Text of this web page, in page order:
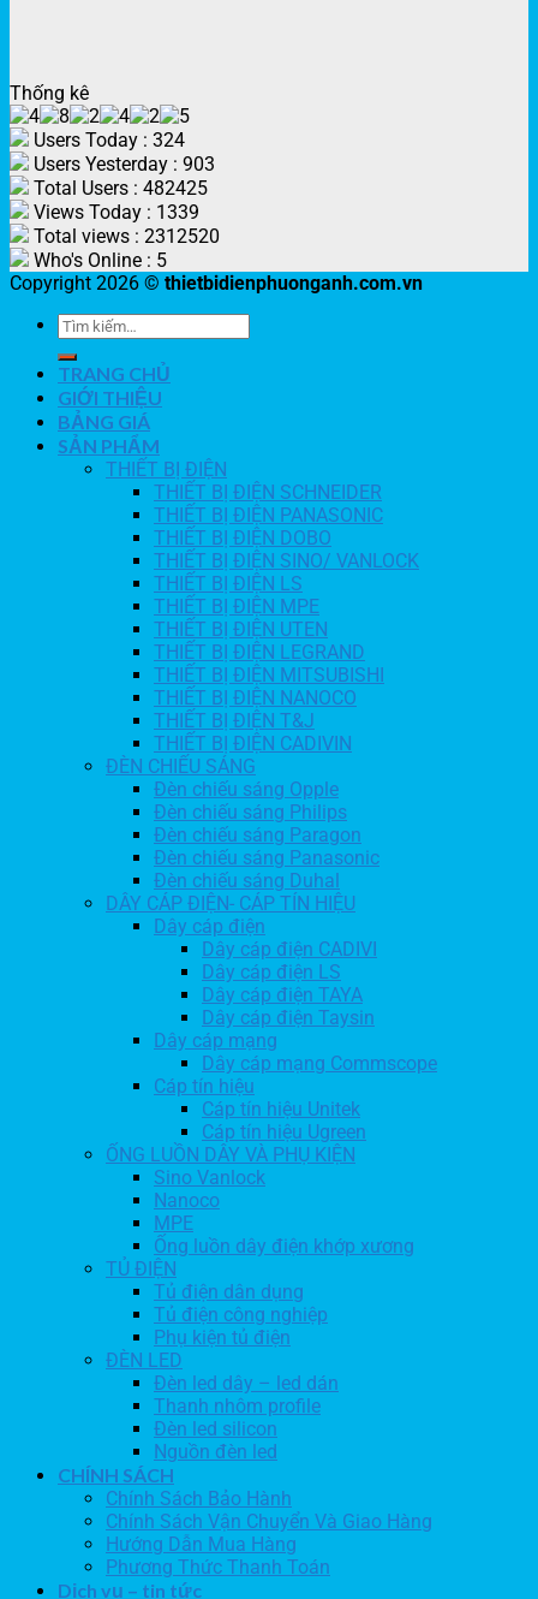
Thống kê
Users Today : 324
Users Yesterday : 903
Total Users : 482425
Views Today : 1339
Total views : 2312520
Who's Online : 5
Copyright 2026 © thietbidienphuonganh.com.vn
TRANG CHỦ
GIỚI THIỆU
BẢNG GIÁ
SẢN PHẨM
THIẾT BỊ ĐIỆN
THIẾT BỊ ĐIỆN SCHNEIDER
THIẾT BỊ ĐIỆN PANASONIC
THIẾT BỊ ĐIỆN DOBO
THIẾT BỊ ĐIỆN SINO/ VANLOCK
THIẾT BỊ ĐIỆN LS
THIẾT BỊ ĐIỆN MPE
THIẾT BỊ ĐIỆN UTEN
THIẾT BỊ ĐIỆN LEGRAND
THIẾT BỊ ĐIỆN MITSUBISHI
THIẾT BỊ ĐIỆN NANOCO
THIẾT BỊ ĐIỆN T&J
THIẾT BỊ ĐIỆN CADIVIN
ĐÈN CHIẾU SÁNG
Đèn chiếu sáng Opple
Đèn chiếu sáng Philips
Đèn chiếu sáng Paragon
Đèn chiếu sáng Panasonic
Đèn chiếu sáng Duhal
DÂY CÁP ĐIỆN- CÁP TÍN HIỆU
Dây cáp điện
Dây cáp điện CADIVI
Dây cáp điện LS
Dây cáp điện TAYA
Dây cáp điện Taysin
Dây cáp mạng
Dây cáp mạng Commscope
Cáp tín hiệu
Cáp tín hiệu Unitek
Cáp tín hiệu Ugreen
ỐNG LUỒN DÂY VÀ PHỤ KIỆN
Sino Vanlock
Nanoco
MPE
Ống luồn dây điện khớp xương
TỦ ĐIỆN
Tủ điện dân dụng
Tủ điện công nghiệp
Phụ kiện tủ điện
ĐÈN LED
Đèn led dây – led dán
Thanh nhôm profile
Đèn led silicon
Nguồn đèn led
CHÍNH SÁCH
Chính Sách Bảo Hành
Chính Sách Vận Chuyển Và Giao Hàng
Hướng Dẫn Mua Hàng
Phương Thức Thanh Toán
Dịch vụ – tin tức